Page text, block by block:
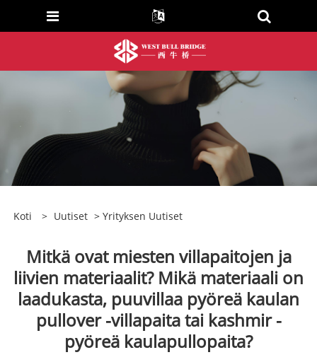
Koti > Uutiset > Yrityksen Uutiset
Mitkä ovat miesten villapaitojen ja
liivien materiaalit? Mikä materiaali on
laadukasta, puuvillaa pyöreä kaulan
pullover -villapaita tai kashmir -
pyöreä kaulapullopaita?